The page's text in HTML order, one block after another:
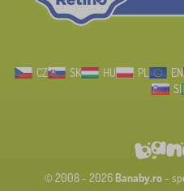
CZ SK HU PL EN
SI
© 2008 - 2026 Banaby.ro-